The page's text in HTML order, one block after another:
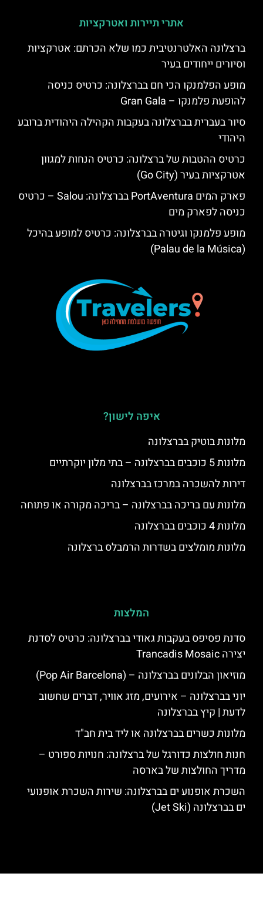
אתרי תיירות ואטרקציות
ברצלונה האלטרנטיבית כמו שלא הכרתם: אטרקציות
וסיורים ייחודים בעיר
מופע הפלמנקו הכי חם בברצלונה: כרטיס כניסה
להופעת פלמנקו – Gran Gala
סיור בעברית בברצלונה בעקבות הקהילה היהודית ברובע
היהודי
כרטיס ההטבות של ברצלונה: כרטיס הנחות למגוון
אטרקציות בעיר (Go City)
פארק המים PortAventura בברצלונה: Salou – כרטיס
כניסה לפארק מים
מופע פלמנקו וגיטרה בברצלונה: כרטיס למופע בהיכל
(Palau de la Música)
איפה לישון?
מלונות בוטיק בברצלונה
מלונות 5 כוכבים בברצלונה – בתי מלון יוקרתיים
דירות להשכרה במרכז בברצלונה
מלונות עם בריכה בברצלונה – בריכה מקורה או פתוחה
מלונות 4 כוכבים בברצלונה
מלונות מומלצים בשדרות הרמבלס ברצלונה
המלצות
סדנת פסיפס בעקבות גאודי בברצלונה: כרטיס לסדנת
יצירה Trancadis Mosaic
מוזיאון הבלונים בברצלונה – (Pop Air Barcelona)
יוני בברצלונה – אירועים, מזג אוויר, דברים שחשוב
לדעת | קיץ בברצלונה
מלונות כשרים בברצלונה או ליד בית חב"ד
חנות חולצות כדורגל של ברצלונה: חנויות ספורט –
מדריך החולצות של בארסה
השכרת אופנוע ים בברצלונה: שירות השכרת אופנועי
ים בברצלונה (Jet Ski)